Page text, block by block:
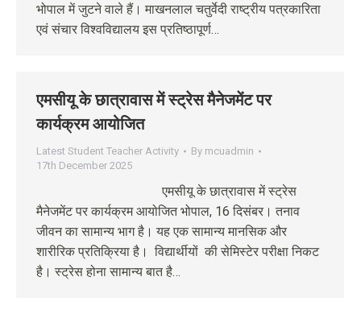
भोपाल में जुटने वाले हैं। माखनलाल चतुर्वेदी राष्ट्रीय पत्रकारिता
एवं संचार विश्वविद्यालय इस प्रतिष्ठापूर्ण…
एमसीयू के छात्रावास में स्ट्रेस मैनेजमेंट पर
कार्यक्रम आयोजित
Latest Student Teacher Activity By mcuadmin
17th December 2025
एमसीयू के छात्रावास में स्ट्रेस
मैनेजमेंट पर कार्यक्रम आयोजित भोपाल, 16 दिसंबर। तनाव
जीवन का सामान्य भाग है। यह एक सामान्य मानसिक और
शारीरिक प्रतिक्रिया है। विद्यार्थीयों की सेमिस्टेर परीक्षा निकट
है। स्ट्रेस होना सामान्य बात है…